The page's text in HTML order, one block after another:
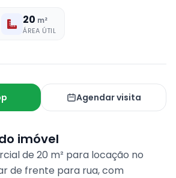
20 m²
ÁREA ÚTIL
Agendar visita
imóvel
de 20 m² para locação no
de frente para rua, com